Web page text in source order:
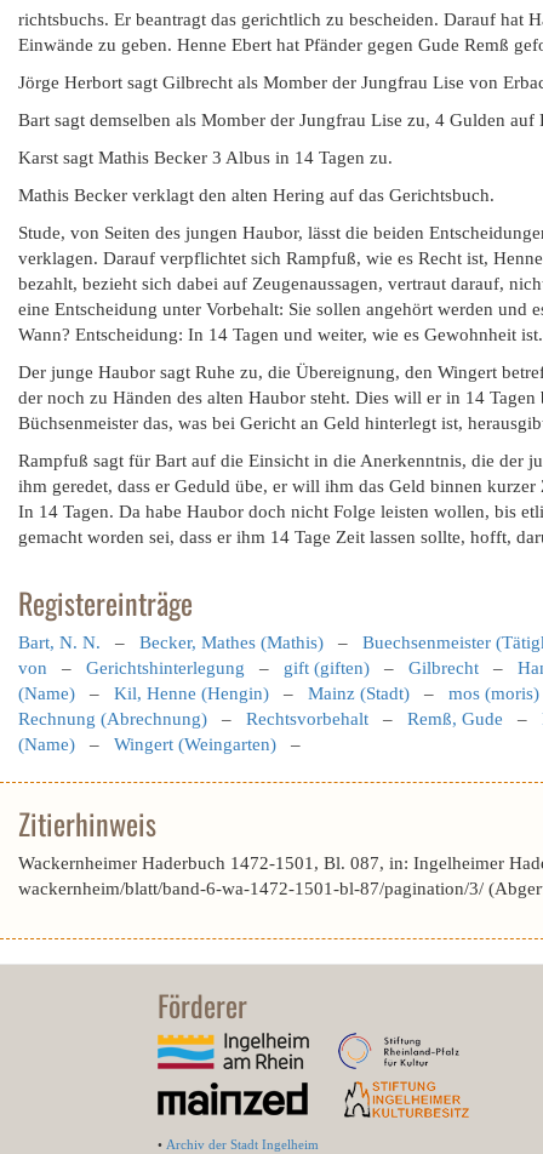
richtsbuchs. Er beantragt das gerichtlich zu bescheiden. Darauf hat
Einwände zu geben. Henne Ebert hat Pfänder gegen Gude Remß
Jörge Herbort sagt Gilbrecht als Momber der Jungfrau Lise von
Bart sagt demselben als Momber der Jungfrau Lise zu, 4 Gulden
Karst sagt Mathis Becker 3 Albus in 14 Tagen zu.
Mathis Becker verklagt den alten Hering auf das Gerichtsbuch.
Stude, von Seiten des jungen Haubor, lässt die beiden
verklagen. Darauf verpflichtet sich Rampfuß, wie es Recht ist,
bezahlt, bezieht sich dabei auf Zeugenaussagen, vertraut darauf,
eine Entscheidung unter Vorbehalt: Sie sollen angehört werden und
Wann? Entscheidung: In 14 Tagen und weiter, wie es Gewohnheit
Der junge Haubor sagt Ruhe zu, die Übereignung, den Wingert
der noch zu Händen des alten Haubor steht. Dies will er in 14
Büchsenmeister das, was bei Gericht an Geld hinterlegt ist,
Rampfuß sagt für Bart auf die Einsicht in die Anerkenntnis, die der
ihm geredet, dass er Geduld übe, er will ihm das Geld binnen
In 14 Tagen. Da habe Haubor doch nicht Folge leisten wollen, bis
gemacht worden sei, dass er ihm 14 Tage Zeit lassen sollte, hofft,
Registereinträge
Bart, N. N. – Becker, Mathes (Mathis) – Buechsenmeister
von – Gerichtshinterlegung – gift (giften) – Gilbrecht –
(Name) – Kil, Henne (Hengin) – Mainz (Stadt) – mos (moris)
Rechnung (Abrechnung) – Rechtsvorbehalt – Remß, Gude –
(Name) – Wingert (Weingarten) –
Zitierhinweis
Wackernheimer Haderbuch 1472-1501, Bl. 087, in: Ingelheimer
wackernheim/blatt/band-6-wa-1472-1501-bl-87/pagination/3/
Förderer
• Archiv der Stadt Ingelheim